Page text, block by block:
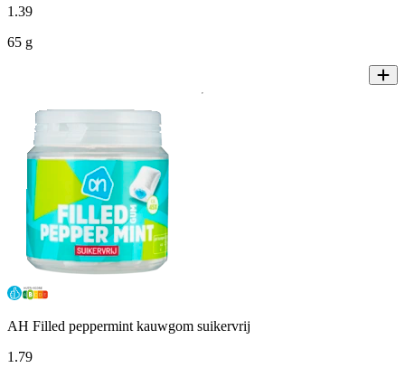
1 .39
65 g
AH Filled peppermint kauwgom suikervrij
1 .79